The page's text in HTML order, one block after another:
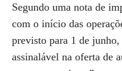
Segundo uma nota de
com o início das
previsto para 1 de
assinalável na oferta de